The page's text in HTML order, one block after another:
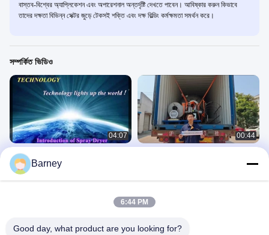
বাস্তব-বিশ্বের অ্যাপ্লিকেশন এবং অপারেশনাল অন্তর্দৃষ্টি দেখতে পাবেন। আবিষ্কার করুন কিভাবে
তাদের দক্ষতা বিভিন্ন সেক্টর জুড়ে টেকসই শক্তি এবং দক্ষ বিল্ডিং কর্মক্ষমতা সমর্থন করে।
সম্পর্কিত ভিডিও
04:07
শিল্প স্প্রে ড্রাইং মেশিন ৩৮০V SUS316L
৫৫KW গ্যাস/ডিজেল
অন্যান্য ভিডিও
00:44
Barney
6:44 PM
Good day, what product are you looking for?